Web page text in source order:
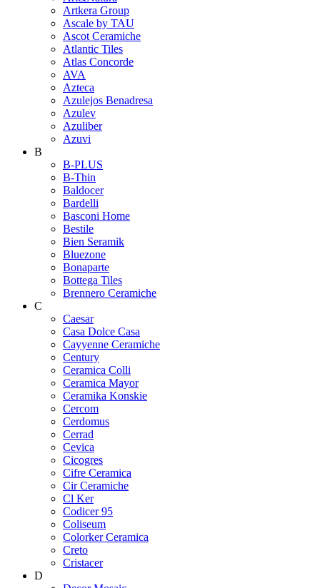
Artkera Group
Ascale by TAU
Ascot Ceramiche
Atlantic Tiles
Atlas Concorde
AVA
Azteca
Azulejos Benadresa
Azulev
Azuliber
Azuvi
B
B-PLUS
B-Thin
Baldocer
Bardelli
Basconi Home
Bestile
Bien Seramik
Bluezone
Bonaparte
Bottega Tiles
Brennero Ceramiche
C
Caesar
Casa Dolce Casa
Cayyenne Ceramiche
Century
Ceramica Colli
Ceramica Mayor
Ceramika Konskie
Cercom
Cerdomus
Cerrad
Cevica
Cicogres
Cifre Ceramica
Cir Ceramiche
Cl Ker
Codicer 95
Coliseum
Colorker Ceramica
Creto
Cristacer
D